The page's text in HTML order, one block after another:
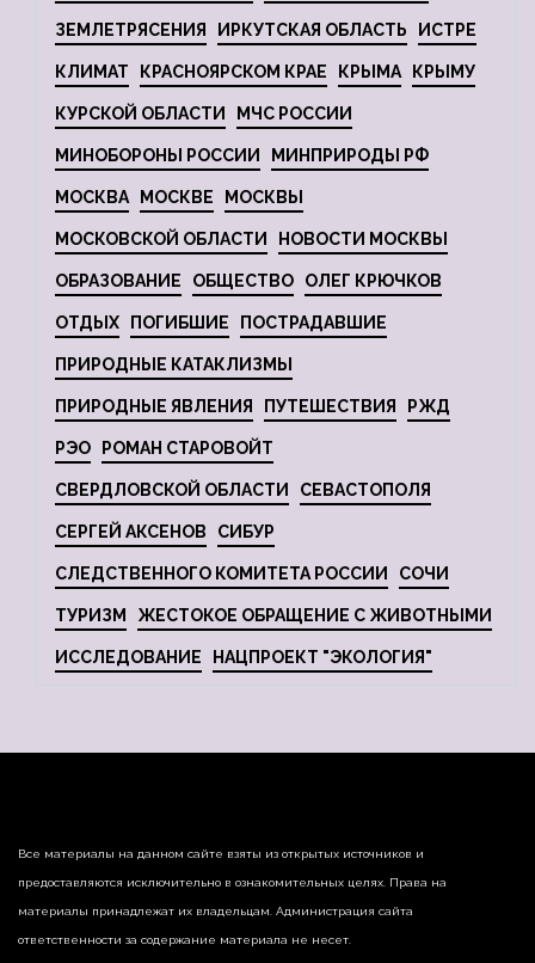
ЗЕМЛЕТРЯСЕНИЯ ИРКУТСКАЯ ОБЛАСТЬ ИСТРЕ
КЛИМАТ КРАСНОЯРСКОМ КРАЕ КРЫМА КРЫМУ
КУРСКОЙ ОБЛАСТИ МЧС РОССИИ
МИНОБОРОНЫ РОССИИ МИНПРИРОДЫ РФ
МОСКВА МОСКВЕ МОСКВЫ
МОСКОВСКОЙ ОБЛАСТИ НОВОСТИ МОСКВЫ
ОБРАЗОВАНИЕ ОБЩЕСТВО ОЛЕГ КРЮЧКОВ
ОТДЫХ ПОГИБШИЕ ПОСТРАДАВШИЕ
ПРИРОДНЫЕ КАТАКЛИЗМЫ
ПРИРОДНЫЕ ЯВЛЕНИЯ ПУТЕШЕСТВИЯ РЖД
РЭО РОМАН СТАРОВОЙТ
СВЕРДЛОВСКОЙ ОБЛАСТИ СЕВАСТОПОЛЯ
СЕРГЕЙ АКСЕНОВ СИБУР
СЛЕДСТВЕННОГО КОМИТЕТА РОССИИ СОЧИ
ТУРИЗМ ЖЕСТОКОЕ ОБРАЩЕНИЕ С ЖИВОТНЫМИ
ИССЛЕДОВАНИЕ НАЦПРОЕКТ "ЭКОЛОГИЯ"
Все материалы на данном сайте взяты из открытых источников и
предоставляются исключительно в ознакомительных целях. Права на
материалы принадлежат их владельцам. Администрация сайта
ответственности за содержание материала не несет.